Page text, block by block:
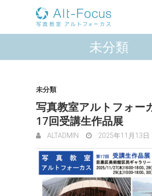
未分類
未分類
写真教室アルトフォー
17回受講生作品展
ALTADMIN 2025年11月13日